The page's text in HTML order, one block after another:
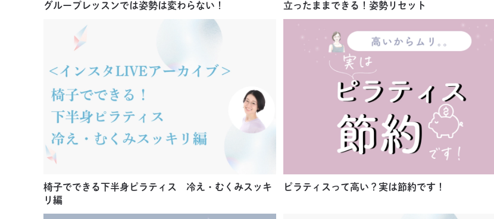
グループレッスンでは姿勢は変わらない！ 立ったままできる！姿勢リセット
椅子でできる下半身ピラティス 冷え・むくみスッキ
リ編
ピラティスって高い？実は節約です！